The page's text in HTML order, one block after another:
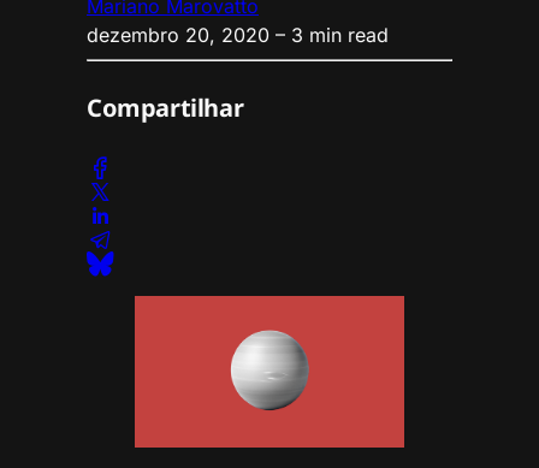
Mariano Marovatto
dezembro 20, 2020 – 3 min read
Compartilhar